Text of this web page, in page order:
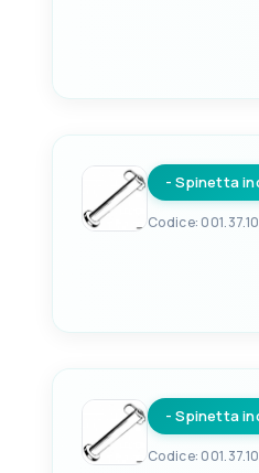
- Spinetta
Codice:
- Spinetta
Codice: